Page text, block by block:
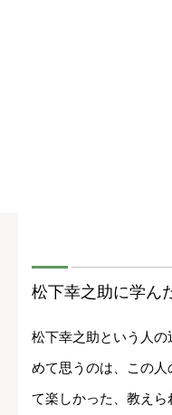
松下幸之助に学ん
松下幸之助という人
めて思うのは、この
て楽しかった、教え